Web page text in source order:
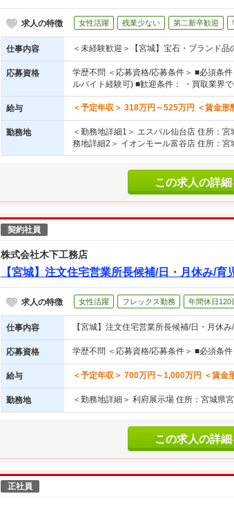
求人の特徴 女性活躍 残業少ない 第二新卒歓迎
仕事内容 ＜未経験歓迎＞【宮城】宝石・ブランド
応募資格
学歴不問 ＜応募資格/応募条件＞ ■必須条
ルバイト経験可) ■歓迎条件： ・買取業界
給与 ＜予定年収＞ 318万円～525万円 ＜賃金
勤務地
＜勤務地詳細1＞ エスパル仙台店 住所：
務地詳細2＞ イオンモール富谷店 住所：
この求人の詳
契約社員
株式会社木下工務店
【宮城】注文住宅営業所長候補/日・月休み/
求人の特徴 女性活躍 フレックス勤務 年間休日120
仕事内容 【宮城】注文住宅営業所長候補/日・月休
応募資格 学歴不問 ＜応募資格/応募条件＞ ■必須条
給与 ＜予定年収＞ 700万円～1,000万円 ＜賃金
勤務地 ＜勤務地詳細＞ 利府展示場 住所：宮城県
この求人の詳
正社員